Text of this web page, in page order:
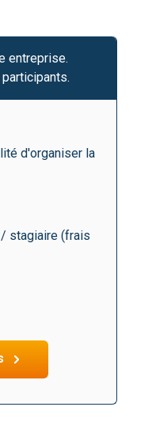
entreprise.
d'organiser la
stagiaire (frais